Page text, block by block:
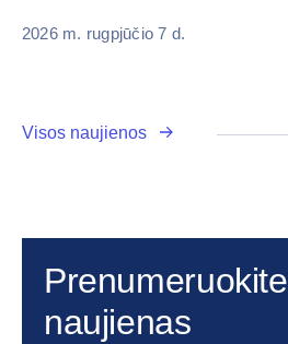
2026 m. rugpjūčio 7 d.
Visos naujienos
Prenumeruokite
naujienas